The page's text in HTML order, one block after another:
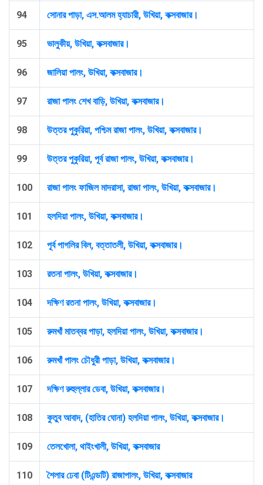
94 সোনার পাড়া, এস.আলম হ্যাচারী, উখিয়া, কক্সবাজার।
95 ভালুকীয়, উখিয়া, কক্সবাজার।
96 জালিয়া পালং, উখিয়া, কক্সবাজার।
97 রাজা পালং শেখ বাড়ি, উখিয়া, কক্সবাজার।
98 উত্তর পুকুরিয়া, পশ্চিম রাজা পালং, উখিয়া, কক্সবাজার।
99 উত্তর পুকুরিয়া, পূর্ব রাজা পালং, উখিয়া, কক্সবাজার।
100 রাজা পালং ফাজিল মাদরাসা, রাজা পালং, উখিয়া, কক্সবাজার।
101 হলদিয়া পালং, উখিয়া, কক্সবাজার।
102 পূর্ব পাগলির বিল, বত্তাতলী, উখিয়া, কক্সবাজার।
103 রতনা পালং, উখিয়া, কক্সবাজার।
104 দক্ষিণ রতনা পালং, উখিয়া, কক্সবাজার।
105 রুমখাঁ মাতব্বর পাড়া, হলদিয়া পালং, উখিয়া, কক্সবাজার।
106 রুমখাঁ পালং চৌধুরী পাড়া, উখিয়া, কক্সবাজার।
107 দক্ষিণ রুহুল্লার ডেবা, উখিয়া, কক্সবাজার।
108 কুতুব আবাদ, (হাতির ঘোনা) হলদিয়া পালং, উখিয়া, কক্সবাজার।
109 তেলখোলা, থাইংখালী, উখিয়া, কক্সবাজার
110 শৈলার ঢেবা (টিএন্ডটি) রাজাপালং, উখিয়া, কক্সবাজার